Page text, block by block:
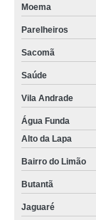
Moema
Parelheiros
Sacomã
Saúde
Vila Andrade
Água Funda
Alto da Lapa
Bairro do Limão
Butantã
Jaguaré